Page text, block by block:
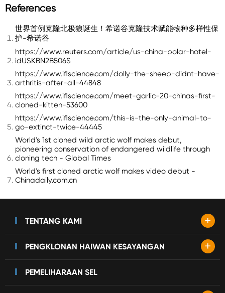
References
世界首例克隆北极狼诞生！希诺谷克隆技术赋能物种多样性保
护-希诺谷
https://www.reuters.com/article/us-china-polar-hotel-
idUSKBN2B506S
https://www.iflscience.com/dolly-the-sheep-didnt-have-
arthritis-after-all-44848
https://www.iflscience.com/meet-garlic-20-chinas-first-
cloned-kitten-53600
https://www.iflscience.com/this-is-the-only-animal-to-
go-extinct-twice-44445
World's 1st cloned wild arctic wolf makes debut,
pioneering conservation of endangered wildlife through
cloning tech - Global Times
World's first cloned arctic wolf makes video debut -
Chinadaily.com.cn
TENTANG KAMI +
PENGKLONAN HAIWAN KESAYANGAN +
PEMELIHARAAN SEL